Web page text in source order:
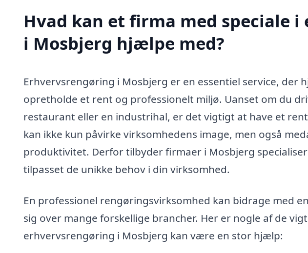
Hvad kan et firma med speciale
i Mosbjerg hjælpe med?
Erhvervsrengøring i Mosbjerg er en essentiel service, der
opretholde et rent og professionelt miljø. Uanset om du
restaurant eller en industrihal, er det vigtigt at have et
kan ikke kun påvirke virksomhedens image, men også
produktivitet. Derfor tilbyder firmaer i Mosbjerg
tilpasset de unikke behov i din virksomhed.
En professionel rengøringsvirksomhed kan bidrage med
sig over mange forskellige brancher. Her er nogle af de
erhvervsrengøring i Mosbjerg kan være en stor hjælp: